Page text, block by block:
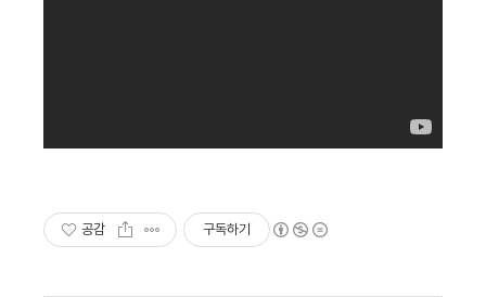
공감 구독하기